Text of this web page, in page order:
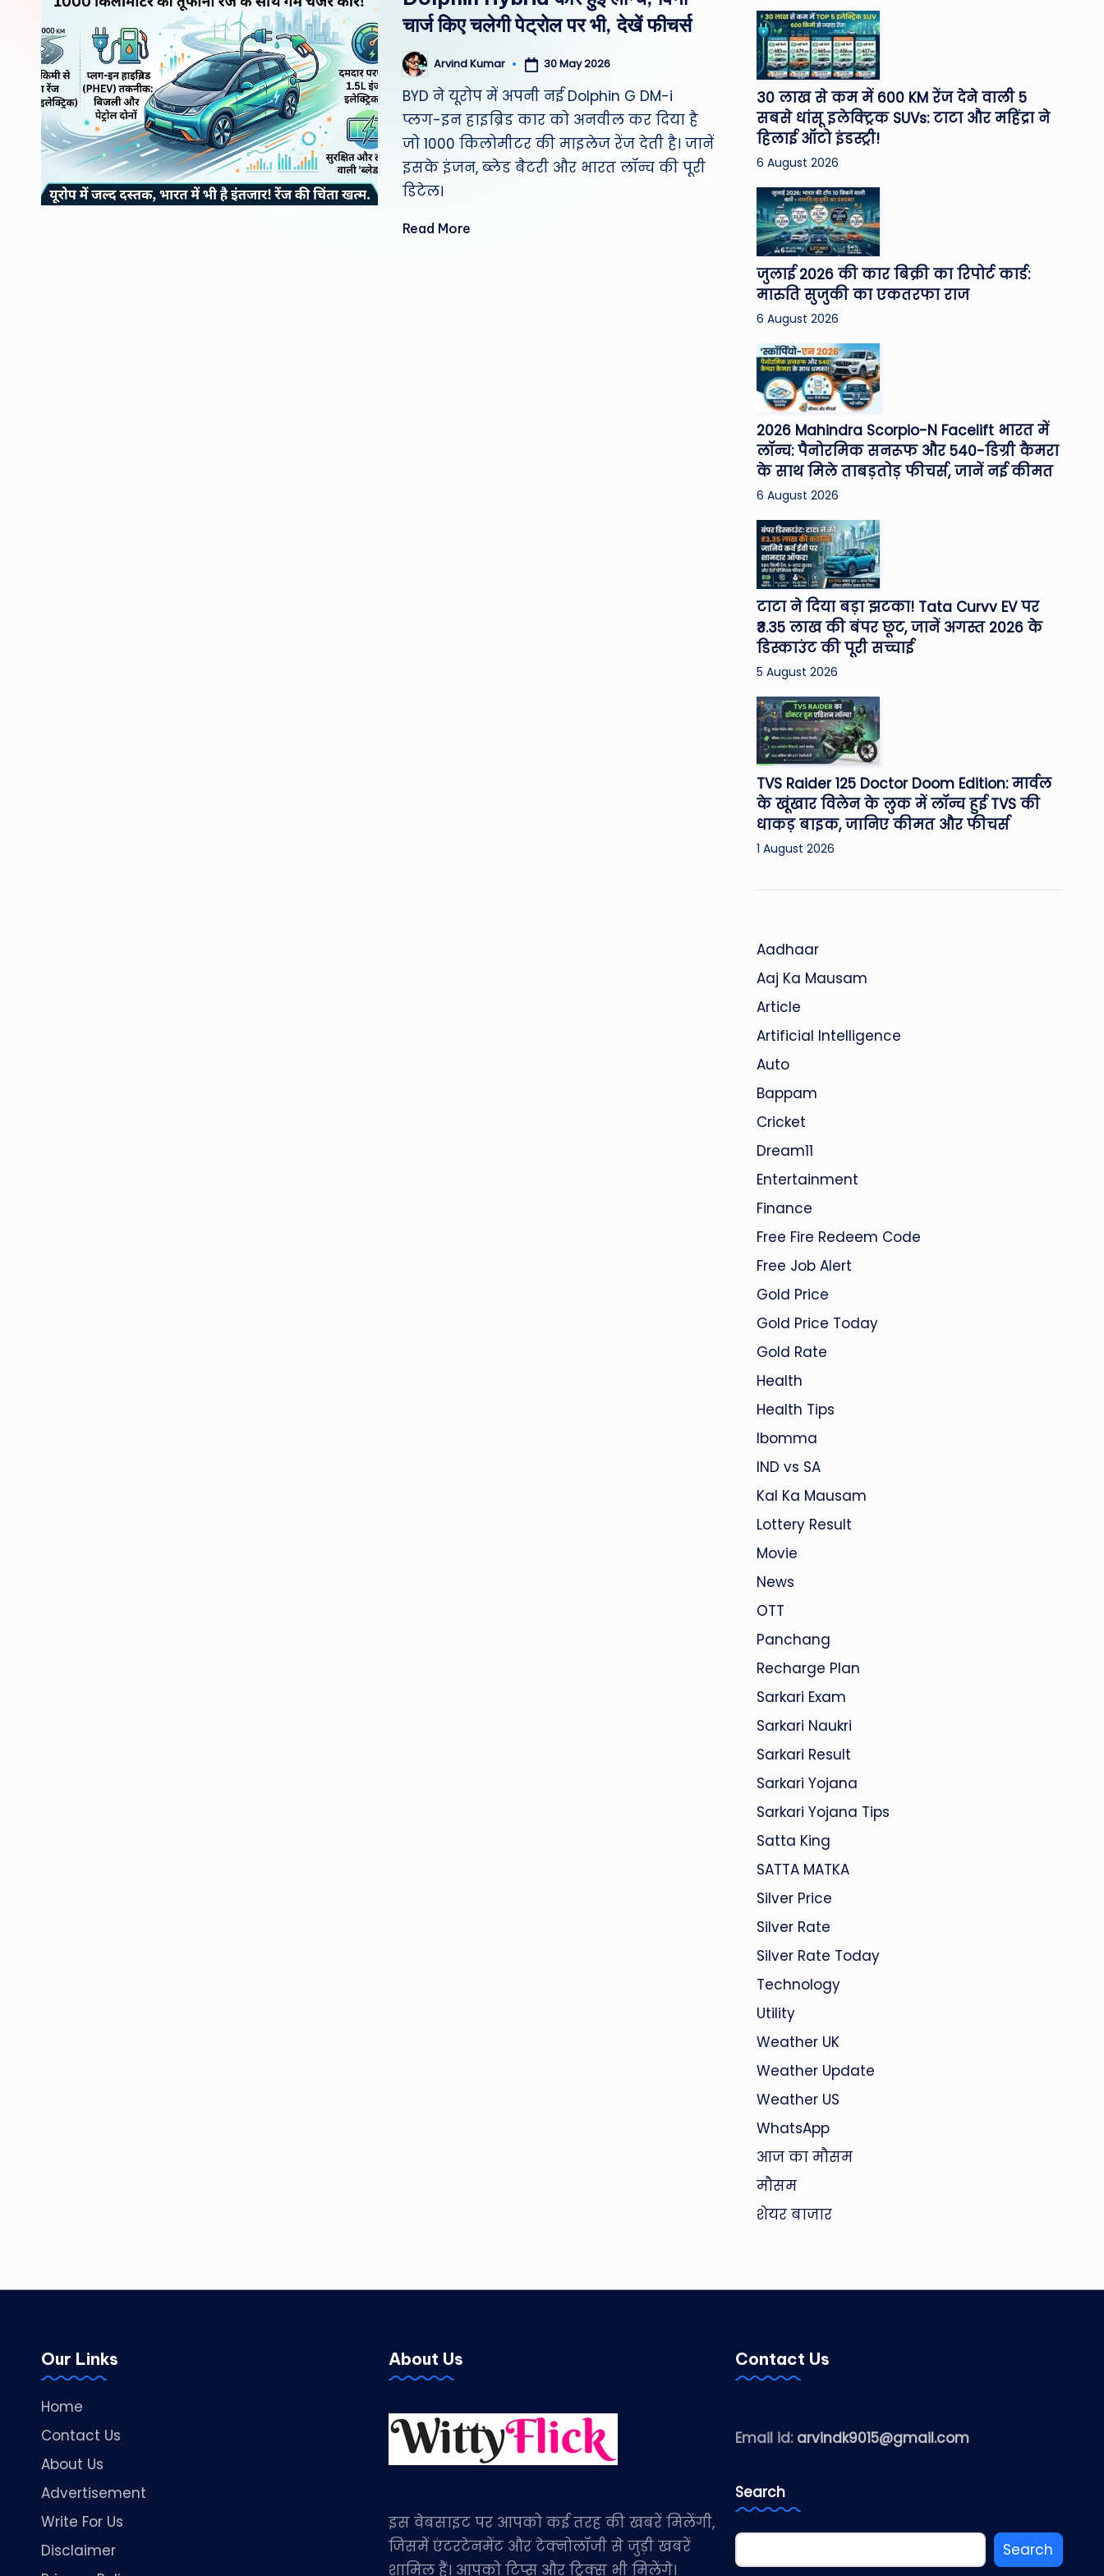
st
e
a
th
चार्ज किए चलेगी पेट्रोल पर भी, देखें फीचर्स
Posted
by
Arvind Kumar 30 May 2026
BYD ने यूरोप में अपनी नई Dolphin G DM-i
प्लग-इन हाइब्रिड कार को अनवील कर दिया है
जो 1000 किलोमीटर की माइलेज रेंज देती है। जानें
इसके इंजन, ब्लेड बैटरी और भारत लॉन्च की पूरी
डिटेल।
Read More
30 लाख से कम में 600 KM रेंज देने वाली 5
सबसे धांसू इलेक्ट्रिक SUVs: टाटा और महिंद्रा ने
हिलाई ऑटो इंडस्ट्री!
6 August 2026
जुलाई 2026 की कार बिक्री का रिपोर्ट कार्ड:
मारुति सुजुकी का एकतरफा राज
6 August 2026
2026 Mahindra Scorpio-N Facelift भारत में
लॉन्च: पैनोरमिक सनरूफ और 540-डिग्री कैमरा
के साथ मिले ताबड़तोड़ फीचर्स, जानें नई कीमत
6 August 2026
टाटा ने दिया बड़ा झटका! Tata Curvv EV पर
₹3.35 लाख की बंपर छूट, जानें अगस्त 2026 के
डिस्काउंट की पूरी सच्चाई
5 August 2026
TVS Raider 125 Doctor Doom Edition: मार्वल
के खूंखार विलेन के लुक में लॉन्च हुई TVS की
धाकड़ बाइक, जानिए कीमत और फीचर्स
1 August 2026
Aadhaar
Aaj Ka Mausam
Article
Artificial Intelligence
Auto
Bappam
Cricket
Dream11
Entertainment
Finance
Free Fire Redeem Code
Free Job Alert
Gold Price
Gold Price Today
Gold Rate
Health
Health Tips
Ibomma
IND vs SA
Kal Ka Mausam
Lottery Result
Movie
News
OTT
Panchang
Recharge Plan
Sarkari Exam
Sarkari Naukri
Sarkari Result
Sarkari Yojana
Sarkari Yojana Tips
Satta King
SATTA MATKA
Silver Price
Silver Rate
Silver Rate Today
Technology
Utility
Weather UK
Weather Update
Weather US
WhatsApp
आज का मौसम
मौसम
शेयर बाजार
Our Links
Home
Contact Us
About Us
Advertisement
Write For Us
Disclaimer
About Us
इस वेबसाइट पर आपको कई तरह की खबरें मिलेंगी,
जिसमें एंटरटेनमेंट और टेक्नोलॉजी से जुड़ी खबरें
शामिल हैं। आपको टिप्स और ट्रिक्स भी मिलेंगे।
Contact Us
Email id: arvindk9015@gmail.com
Search
Search